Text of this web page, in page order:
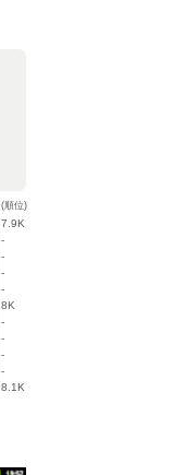
(順位)
7.9K
-
-
-
-
8K
-
-
-
-
8.1K